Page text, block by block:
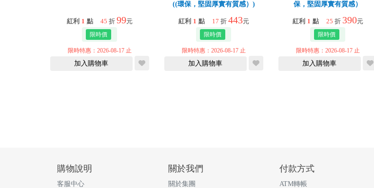
紅利 1 點 45 折 99元
限時特惠：2026-08-17 止
加入購物車
((環保，堅固厚實有質感）)
紅利 1 點 17 折 443元
限時特惠：2026-08-17 止
加入購物車
保，堅固厚實有質感）
紅利 1 點 25 折 390元
限時特惠：2026-08-17 止
加入購物車
購物說明
客服中心
關於我們
關於集團
付款方式
ATM轉帳